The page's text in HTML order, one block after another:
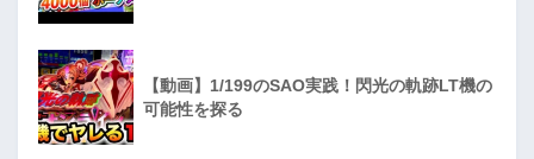
【動画】1/199のSAO実践！閃光の軌跡LT機の
可能性を探る